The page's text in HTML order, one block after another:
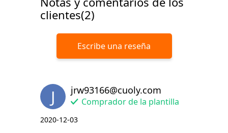
clientes(2)
Escribe una reseña
J jrw93166@cuoly.com
Comprador de la plantilla
2020-12-03